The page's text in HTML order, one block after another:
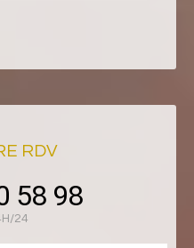
RDV
58 98
24